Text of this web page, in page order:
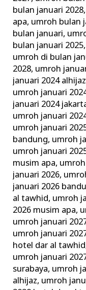
bulan januari 2028,
apa, umroh bulan
bulan januari,
bulan januari 2025,
umroh di bulan
2028, umroh
januari 2024 alhijaz
umroh januari
januari 2024
umroh januari
umroh januari
bandung, umroh
umroh januari
musim apa,
januari 2026,
januari 2026
al tawhid, umroh
2026 musim apa,
umroh januari
umroh januari
hotel dar al tawhid
umroh januari
surabaya, umroh
alhijaz, umroh